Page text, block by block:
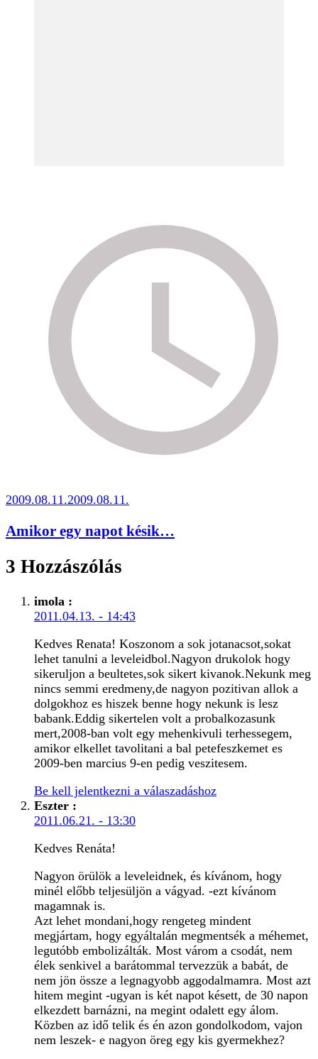
2009.08.11.2009.08.11.
Amikor egy napot késik…
3 Hozzászólás
imola :
2011.04.13. - 14:43
Kedves Renata! Koszonom a sok jotanacsot,sokat
lehet tanulni a leveleidbol.Nagyon drukolok hogy
sikeruljon a beultetes,sok sikert kivanok.Nekunk meg
nincs semmi eredmeny,de nagyon pozitivan allok a
dolgokhoz es hiszek benne hogy nekunk is lesz
babank.Eddig sikertelen volt a probalkozasunk
mert,2008-ban volt egy mehenkivuli terhessegem,
amikor elkellet tavolitani a bal petefeszkemet es
2009-ben marcius 9-en pedig veszitesem.
Be kell jelentkezni a válaszadáshoz
Eszter :
2011.06.21. - 13:30
Kedves Renáta!
Nagyon örülök a leveleidnek, és kívánom, hogy
minél előbb teljesüljön a vágyad. -ezt kívánom
magamnak is.
Azt lehet mondani,hogy rengeteg mindent
megjártam, hogy egyáltalán megmentsék a méhemet,
legutóbb embolizálták. Most várom a csodát, nem
élek senkivel a barátommal tervezzük a babát, de
nem jön össze a legnagyobb aggodalmamra. Most azt
hitem megint -ugyan is két napot késett, de 30 napon
elkezdett barnázni, na megint odalett egy álom.
Közben az idő telik és én azon gondolkodom, vajon
nem leszek- e nagyon öreg egy kis gyermekhez?